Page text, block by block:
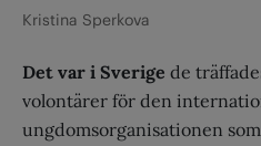
Kristina Sperkova
Det var i Sverige de
volontärer för den
ungdomsorganisationen